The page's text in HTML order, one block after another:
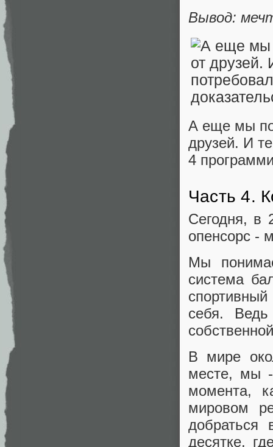
Вывод:
А еще мы
друзей. И
4
Часть 4.
Сегодня, в
опенсорс -
Мы
система
себя.
В мире
месте, мы -
момента,
мировом
десятке,